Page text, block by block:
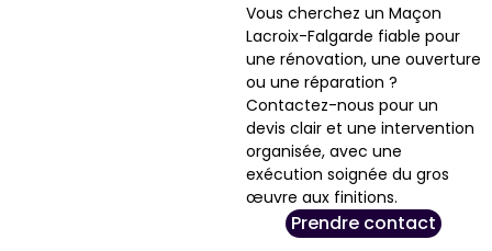
Vous cherchez un Maçon
Lacroix-Falgarde fiable pour
une rénovation, une ouverture
ou une réparation ?
Contactez-nous pour un
devis clair et une intervention
organisée, avec une
exécution soignée du gros
œuvre aux finitions.
Prendre contact